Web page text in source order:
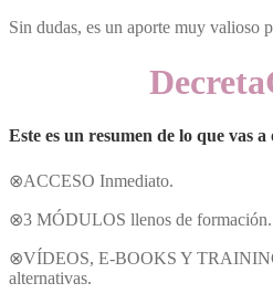
Sin dudas, es un aporte muy valioso
Este es un resumen de lo que vas
⊗ACCESO Inmediato.
⊗3 MÓDULOS llenos de formación.
⊗VÍDEOS, E-BOOKS Y
alternativas.